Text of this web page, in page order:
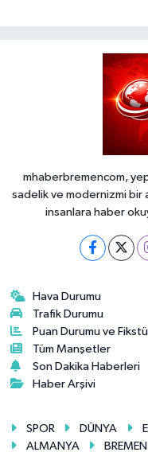
mhaberbremencom,
sadelik ve modernizmi bir
insanlara haber
Hava Durumu
Trafik Durumu
Puan Durumu ve
Tüm Manşetler
Son Dakika Haberleri
Haber Arşivi
SPOR DÜNYA
ALMANYA
BREMEN